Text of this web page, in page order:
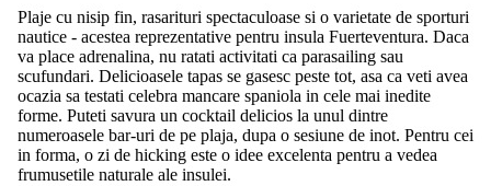
Plaje cu nisip fin, rasarituri spectaculoase si o varietate de sporturi
nautice - acestea reprezentative pentru insula Fuerteventura. Daca
va place adrenalina, nu ratati activitati ca parasailing sau
scufundari. Delicioasele tapas se gasesc peste tot, asa ca veti avea
ocazia sa testati celebra mancare spaniola in cele mai inedite
forme. Puteti savura un cocktail delicios la unul dintre
numeroasele bar-uri de pe plaja, dupa o sesiune de inot. Pentru cei
in forma, o zi de hicking este o idee excelenta pentru a vedea
frumusetile naturale ale insulei.